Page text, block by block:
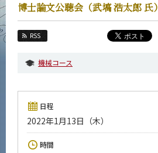
博士論文公聴会（武塙 浩太郎 氏）
RSS
機械コース
日程
2022年1月13日（木）
時間
教育
Education
入学案内
Admissions
機械系 News